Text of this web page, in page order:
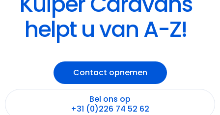
helpt u van A-Z!
Contact opnemen
Bel ons op
+31 (0)226 74 52 62